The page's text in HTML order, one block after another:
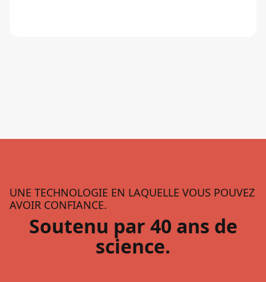
UNE TECHNOLOGIE EN LAQUELLE VOUS POUVEZ
AVOIR CONFIANCE.
Soutenu par 40 ans de
science.